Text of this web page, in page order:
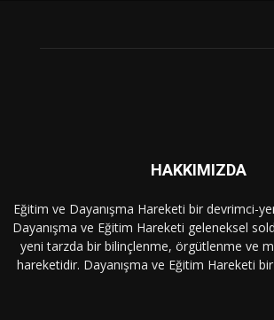
HAKKIMIZDA
Eğitim ve Dayanışma Hareketi bir devrimci-
Dayanışma ve Eğitim Hareketi geleneksel
yeni tarzda bir bilinçlenme, örgütlenme ve
hareketidir. Dayanışma ve Eğitim Hareketi